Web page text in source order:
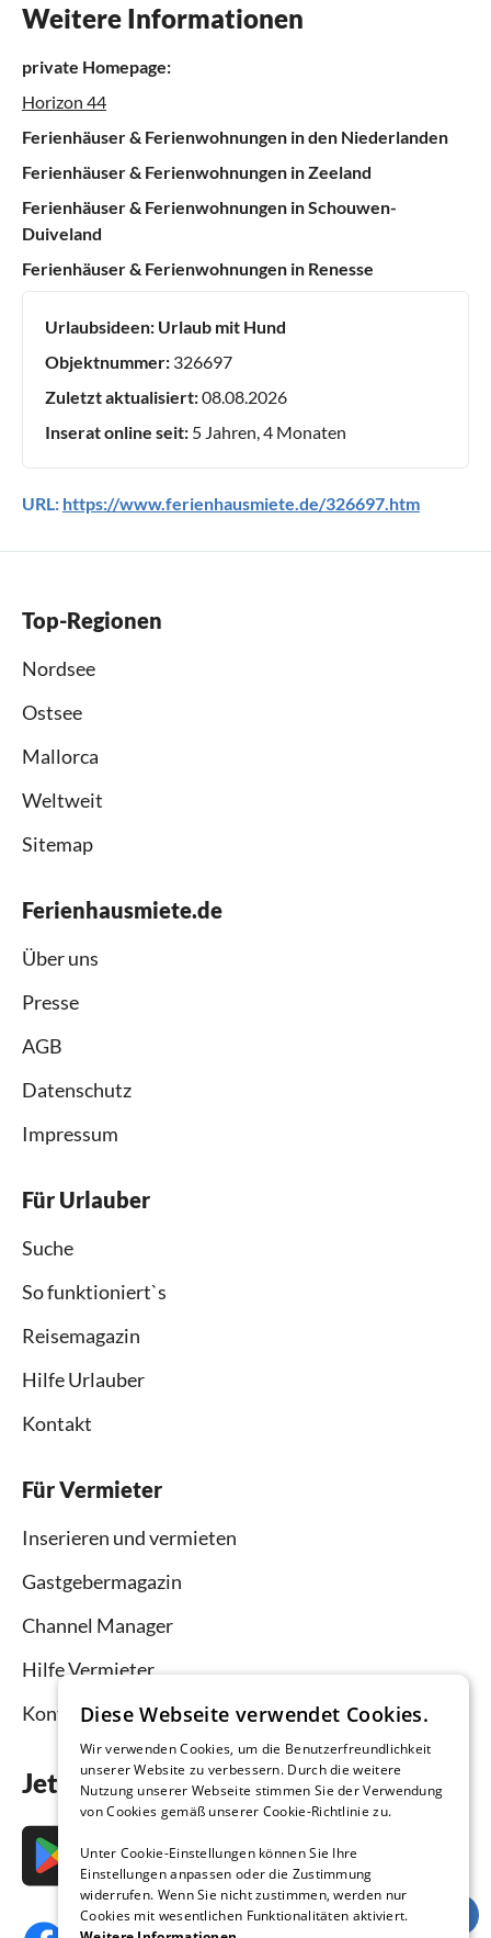
Weitere Informationen
private Homepage:
Horizon 44
Ferienhäuser & Ferienwohnungen in den Niederlanden
Ferienhäuser & Ferienwohnungen in Zeeland
Ferienhäuser & Ferienwohnungen in Schouwen-
Duiveland
Ferienhäuser & Ferienwohnungen in Renesse
Urlaubsideen: Urlaub mit Hund
Objektnummer: 326697
Zuletzt aktualisiert:08.08.2026
Inserat online seit: 5 Jahren, 4 Monaten
URL: https://www.ferienhausmiete.de/326697.htm
Top-Regionen
Nordsee
Ostsee
Mallorca
Weltweit
Sitemap
Ferienhausmiete.de
Über uns
Presse
AGB
Datenschutz
Impressum
Für Urlauber
Suche
So funktioniert`s
Reisemagazin
Hilfe Urlauber
Kontakt
Für Vermieter
Inserieren und vermieten
Gastgebermagazin
Channel Manager
Hilfe Vermieter
Kontakt
Jetzt die App downloaden
Diese Webseite verwendet Cookies.
Wir verwenden Cookies, um die Benutzerfreundlichkeit
unserer Website zu verbessern. Durch die weitere
Nutzung unserer Webseite stimmen Sie der Verwendung
von Cookies gemäß unserer Cookie-Richtlinie zu.
Unter Cookie-Einstellungen können Sie Ihre
Einstellungen anpassen oder die Zustimmung
widerrufen. Wenn Sie nicht zustimmen, werden nur
Cookies mit wesentlichen Funktionalitäten aktiviert.